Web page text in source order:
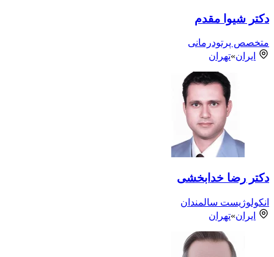
دکتر شیوا مقدم
متخصص پرتودرمانی
ایران»تهران
دکتر رضا خدابخشی
انکولوژیست سالمندان
ایران»تهران